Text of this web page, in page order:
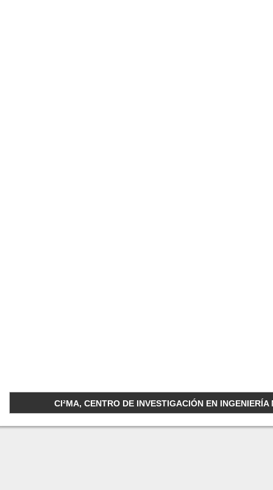
CI²MA, CENTRO DE INVESTIGACIÓN EN